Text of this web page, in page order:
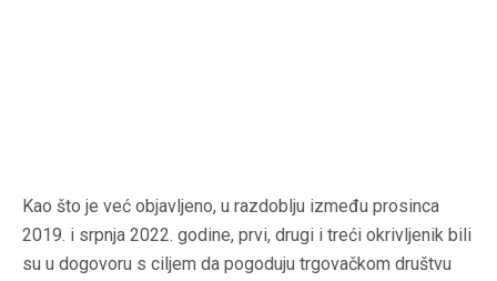
Kao što je već objavljeno, u razdoblju između prosinca
2019. i srpnja 2022. godine, prvi, drugi i treći okrivljenik bili
su u dogovoru s ciljem da pogoduju trgovačkom društvu